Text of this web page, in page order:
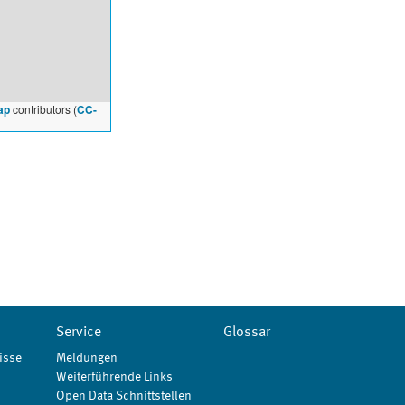
contributors (CC-
Service
Meldungen
Weiterführende Links
Open Data Schnittstellen
Glossar